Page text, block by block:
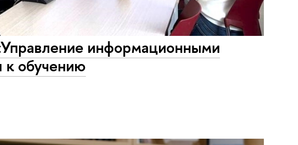
информационными
к обучению